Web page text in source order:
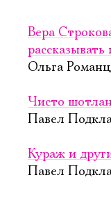
Вера
Ольга
Чисто
Павел
Кураж и
Павел